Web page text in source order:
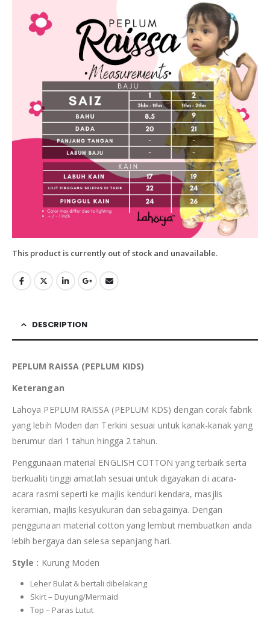
This product is currently out of stock and unavailable.
DESCRIPTION
PEPLUM RAISSA (PEPLUM KIDS)
Keterangan
Lahoya PEPLUM RAISSA (PEPLUM KDS) dengan corak fabrik
yang lebih Moden dan Terkini sesuai untuk kanak-kanak yang
berumur dari 1 tahun hingga 2 tahun.
Penggunaan material ENGLISH COTTON yang terbaik serta
berkualiti tinggi amatlah sesuai untuk digayakan di acara-
acara rasmi seperti ke majlis kenduri kendara, masjlis
keramian, majlis kesyukuran dan sebagainya. Dengan
penggunaan material cotton yang lembut membuatkan anda
lebih bergaya dan selesa sepanjang hari.
Style : Kurung Moden
Leher Bulat & bertali dibelakang
Skirt – Duyung/Mermaid
Top – Paras Lutut